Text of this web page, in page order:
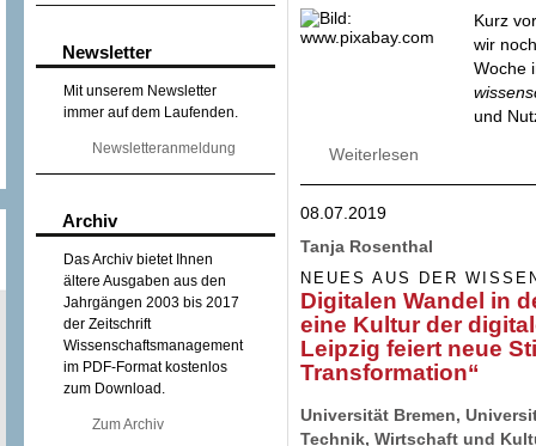
Newsletter
Mit unserem Newsletter
immer auf dem Laufenden.
Newsletteranmeldung
Archiv
Das Archiv bietet Ihnen
ältere Ausgaben aus den
Jahrgängen 2003 bis 2017
der Zeitschrift
Wissenschaftsmanagement
im PDF-Format kostenlos
zum Download.
Zum Archiv
Kurz
wir
Woche
und
Weiterlesen
08.07.2019
Tanja Rosenthal
NEUES AUS DER
Digitalen Wandel in
eine Kultur der
Leipzig feiert neue
Transformation“
Universität Bremen,
Technik, Wirtschaft und